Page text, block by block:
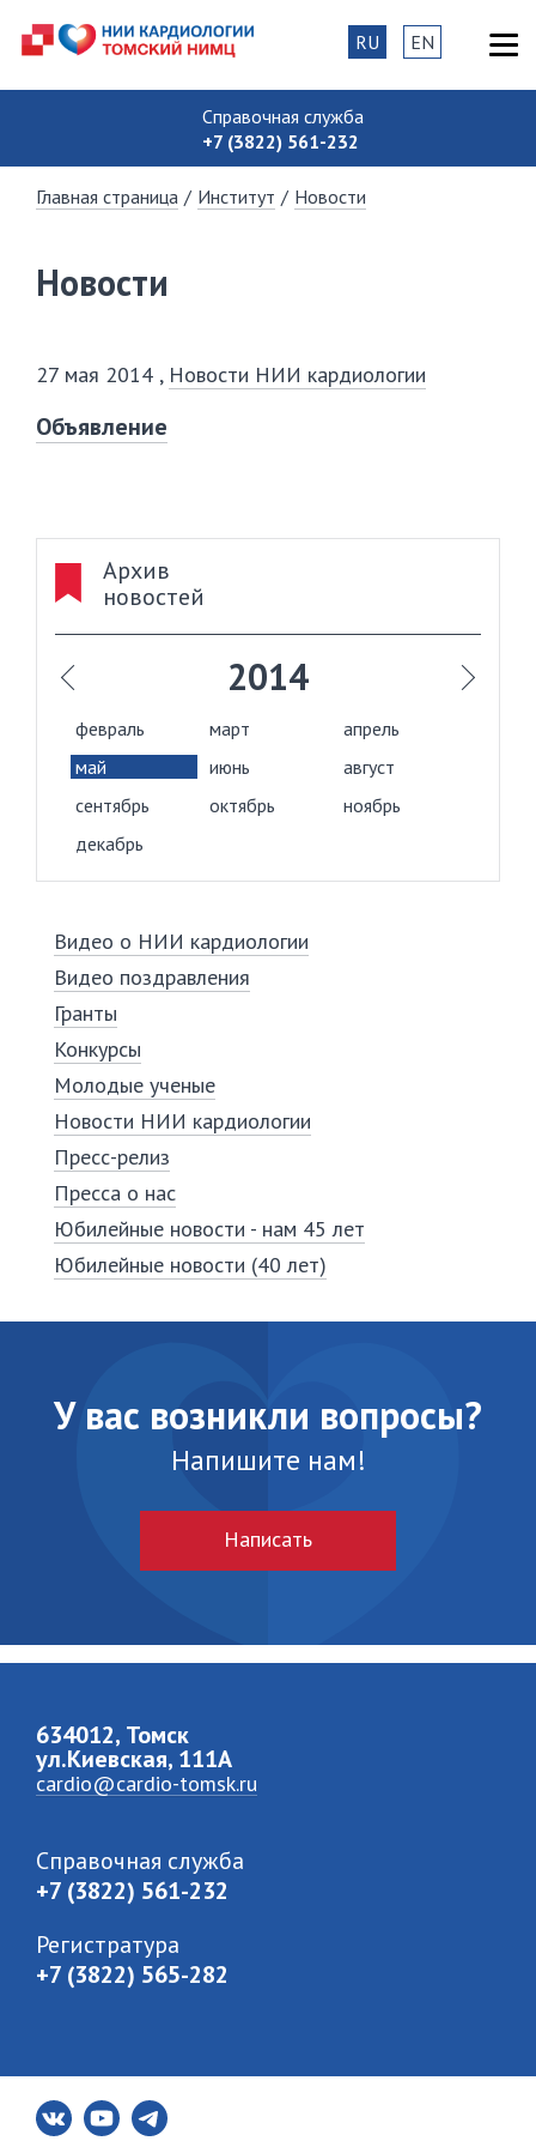
Справочная служба
+7 (3822) 561-232
RU EN
Главная страница / Институт / Новости
Новости
27 мая 2014 , Новости НИИ кардиологии
Объявление
Архив
новостей
2014
февраль март
апрель
май
июнь
август
сентябрь
октябрь
ноябрь
декабрь
Видео о НИИ кардиологии
Видео поздравления
Гранты
Конкурсы
Молодые ученые
Новости НИИ кардиологии
Пресс-релиз
Пресса о нас
Юбилейные новости - нам 45 лет
Юбилейные новости (40 лет)
У вас возникли вопросы?
Напишите нам!
Написать
634012, Томск
ул.Киевская, 111A
cardio@cardio-tomsk.ru
Справочная служба
+7 (3822) 561-232
Регистратура
+7 (3822) 565-282